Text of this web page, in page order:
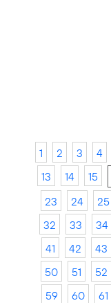
1 2 3 4
13
14 15
23
24 25
32
33 34
41
42 43
50
51 52
59
60 61